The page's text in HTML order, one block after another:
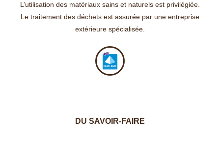
L’utilisation des matériaux sains et naturels est privilégiée.
Le traitement des déchets est assurée par une entreprise
extérieure spécialisée.
DU SAVOIR-FAIRE